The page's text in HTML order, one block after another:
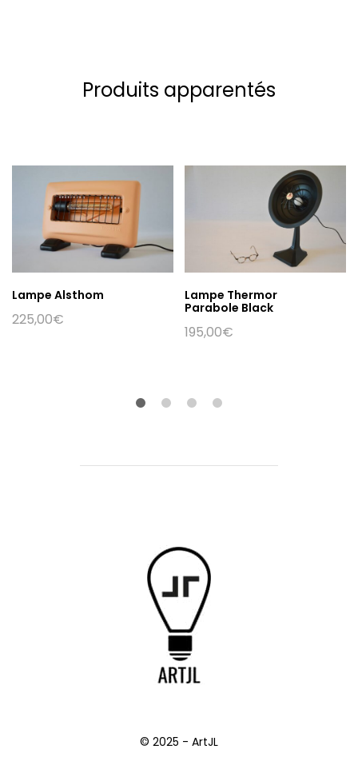
Produits apparentés
Lampe Alsthom
225,00€
Lampe Thermor
Parabole Black
195,00€
© 2025 - ArtJL